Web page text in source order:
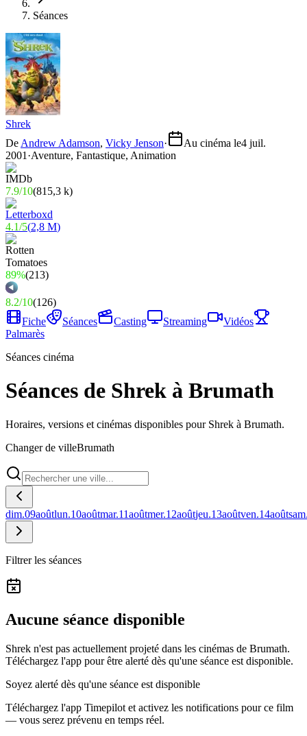
Séances
Shrek
De Andrew Adamson, Vicky Jenson· Au cinéma le4 juil.
2001 ·Aventure, Fantastique, Animation
7.9/10(815,3 k)
4.1/5(2,8 M)
89%(213)
8.2/10(126)
Fiche
Séances Casting Streaming
Vidéos
Palmarès
Séances cinéma
Séances de Shrek à Brumath
Horaires, versions et cinémas disponibles pour Shrek à Brumath.
Changer de villeBrumath
dim.09aoûtlun.10aoûtmar.11aoûtmer.12aoûtjeu.13aoûtven.14août
Filtrer les séances
Aucune séance disponible
Shrek n'est pas actuellement projeté dans les cinémas de Brumath.
Téléchargez l'app pour être alerté dès qu'une séance est disponible.
Soyez alerté dès qu'une séance est disponible
Téléchargez l'app Timepilot et activez les notifications pour ce film
— vous serez prévenu en temps réel.